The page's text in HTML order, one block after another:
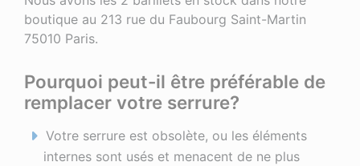
boutique au 213 rue du Faubourg Saint-Martin
75010 Paris.
Pourquoi peut-il être préférable de
remplacer votre serrure?
Votre serrure est obsolète, ou les éléments
internes sont usés et menacent de ne plus